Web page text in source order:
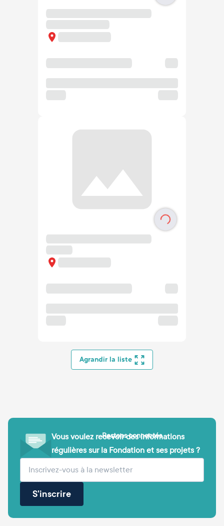
Agrandir la liste
Vous voulez recevoir des informations
régulières sur la Fondation et ses projets ?
Votre adresse e-mail (obligatoire)
S'inscrire
Restons connectés